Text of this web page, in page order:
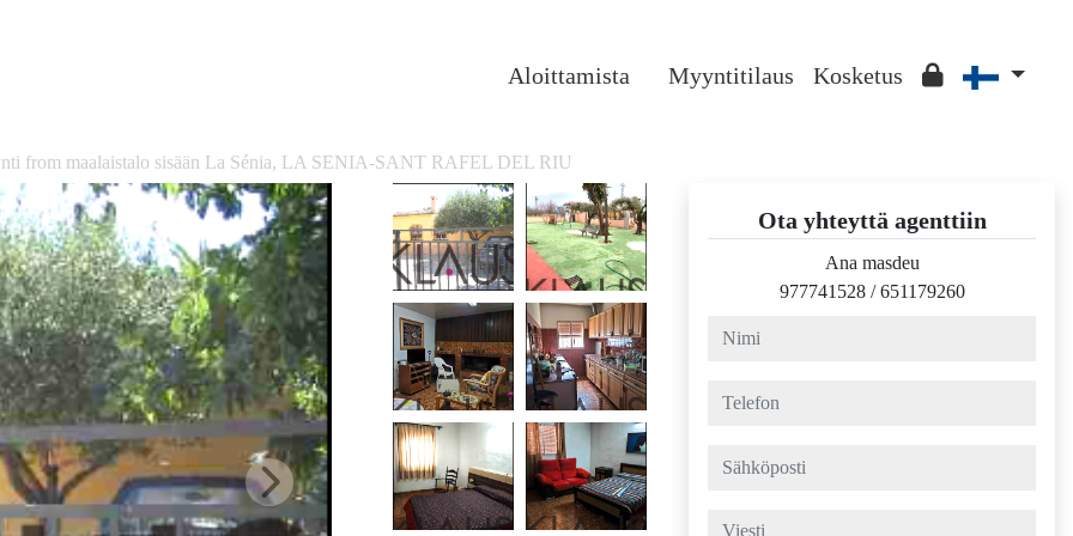
Aloittamista Myyntitilaus Kosketus
from maalaistalo sisään La Sénia, LA SENIA-SANT RAFEL DEL RIU
Ota yhteyttä agenttiin
Ana masdeu
977741528 /651179260
nimi
telefon
sähköposti
viesti